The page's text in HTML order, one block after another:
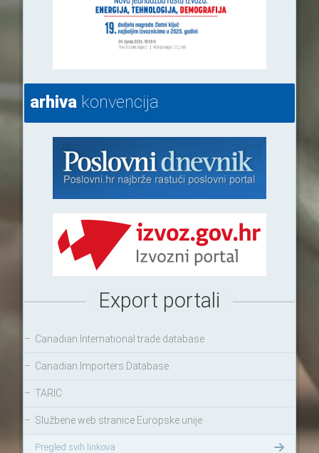
arhivakonvencija
Export portali
– Canadian International trade database
– Canadian Importers Database
– TARIC
– Službene web stranice Europske unije
Pregled svih linkova